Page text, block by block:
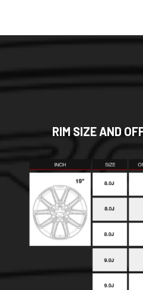
RIM SIZE AND